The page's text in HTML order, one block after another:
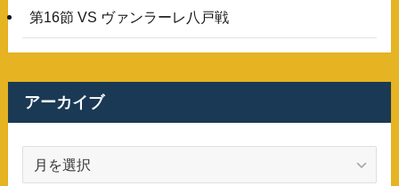
第16節 VS ヴァンラーレ八戸戦
アーカイブ